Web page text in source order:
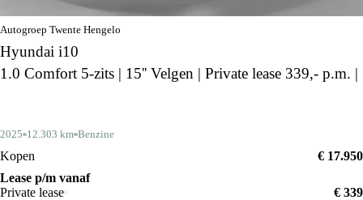
Autogroep Twente Hengelo
Hyundai i10
1.0 Comfort 5-zits | 15'' Velgen | Private lease 339,- p.m. |
2025 12.303 km Benzine
Kopen
€ 17.950
Lease p/m vanaf
Private lease
€ 339